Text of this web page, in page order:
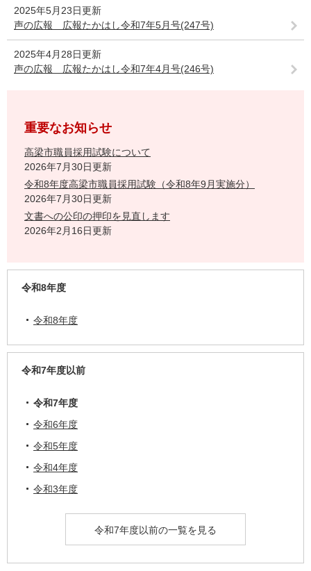
2025年5月23日更新
声の広報 広報たかはし令和7年5月号(247号)
2025年4月28日更新
声の広報 広報たかはし令和7年4月号(246号)
重要なお知らせ
高梁市職員採用試験について
2026年7月30日更新
令和8年度高梁市職員採用試験（令和8年9月実施分）
2026年7月30日更新
文書への公印の押印を見直します
2026年2月16日更新
令和8年度
令和8年度
令和7年度以前
令和7年度
令和6年度
令和5年度
令和4年度
令和3年度
令和7年度以前の一覧を見る